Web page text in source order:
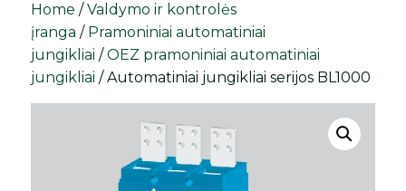
Home /Valdymo ir kontrolės
įranga / Pramoniniai automatiniai
jungikliai /OEZ pramoniniai automatiniai
jungikliai / Automatiniai jungikliai serijos BL1000